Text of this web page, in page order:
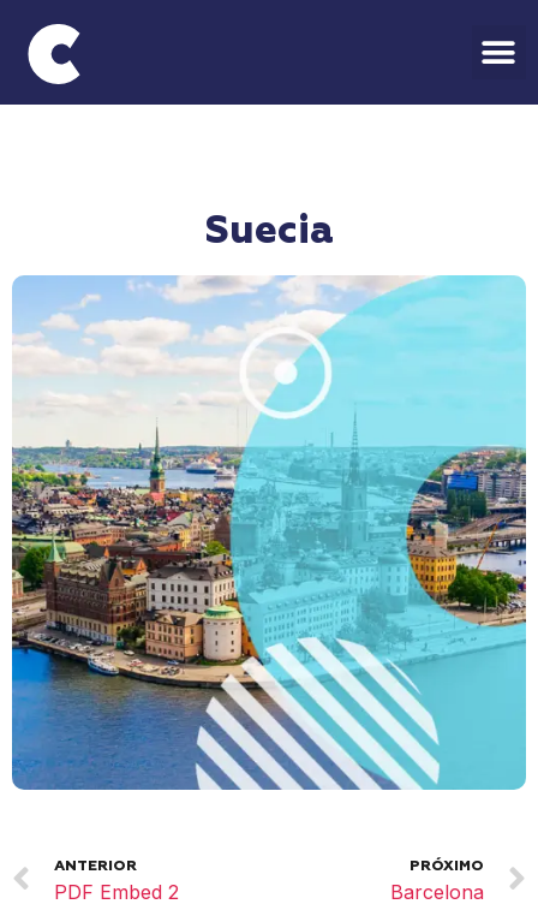
Suecia
ANTERIOR
PDF Embed 2
PRÓXIMO
Barcelona